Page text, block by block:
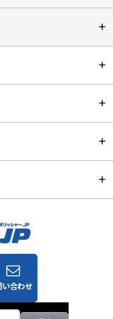
い合わせ